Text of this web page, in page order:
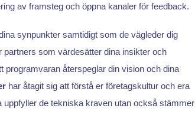
av framsteg och öppna kanaler för feedback.
synpunkter samtidigt som de vägleder dig
som värdesätter dina insikter och
återspeglar din vision och dina
har åtagit sig att förstå er företagskultur och era
de tekniska kraven utan också stämmer